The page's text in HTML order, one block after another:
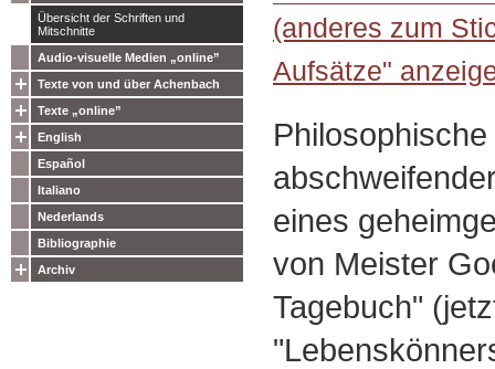
Übersicht der Schriften und
Mitschnitte
Audio-visuelle Medien „online”
Texte von und über Achenbach
Texte „online”
English
Español
Italiano
Nederlands
Bibliographie
Archiv
(anderes zum
Aufsätze"
eines
von Meister
Tagebuch"